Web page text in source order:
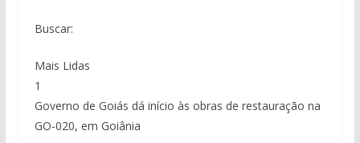
Buscar:
Mais Lidas
1
Governo de Goiás dá início às obras de restauração na
GO-020, em Goiânia